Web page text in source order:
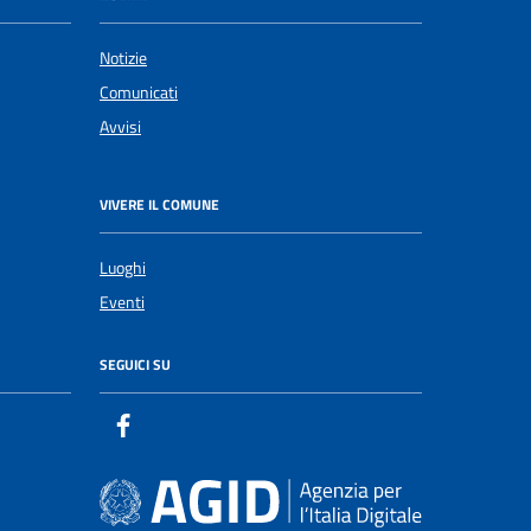
Notizie
Comunicati
Avvisi
VIVERE IL COMUNE
Luoghi
Eventi
SEGUICI SU